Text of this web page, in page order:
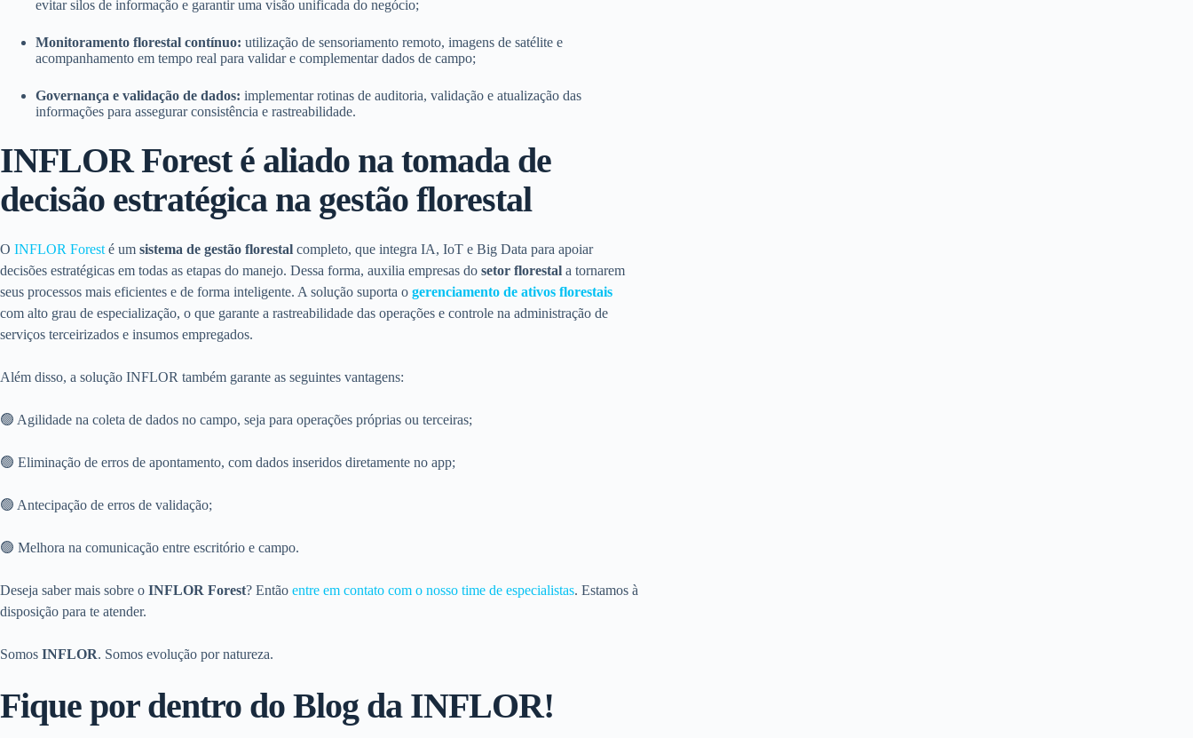
evitar silos de informação e garantir uma visão unificada do negócio;
Monitoramento florestal contínuo: utilização de sensoriamento remoto, imagens de satélite e
acompanhamento em tempo real para validar e complementar dados de campo;
Governança e validação de dados: implementar rotinas de auditoria, validação e atualização das
informações para assegurar consistência e rastreabilidade.
INFLOR Forest é aliado na tomada de
decisão estratégica na gestão florestal
O INFLOR Forest é um sistema de gestão florestal completo, que integra IA, IoT e Big Data para apoiar
decisões estratégicas em todas as etapas do manejo. Dessa forma, auxilia empresas do setor florestal a tornarem
seus processos mais eficientes e de forma inteligente. A solução suporta o gerenciamento de ativos florestais
com alto grau de especialização, o que garante a rastreabilidade das operações e controle na administração de
serviços terceirizados e insumos empregados.
Além disso, a solução INFLOR também garante as seguintes vantagens:
🟢 Agilidade na coleta de dados no campo, seja para operações próprias ou terceiras;
🟢 Eliminação de erros de apontamento, com dados inseridos diretamente no app;
🟢 Antecipação de erros de validação;
🟢 Melhora na comunicação entre escritório e campo.
Deseja saber mais sobre o INFLOR Forest? Então entre em contato com o nosso time de especialistas. Estamos à
disposição para te atender.
Somos INFLOR. Somos evolução por natureza.
Fique por dentro do Blog da INFLOR!